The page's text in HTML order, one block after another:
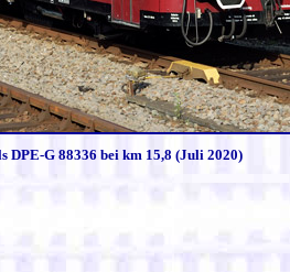
DPE-G 88336 bei km 15,8 (Juli 2020)